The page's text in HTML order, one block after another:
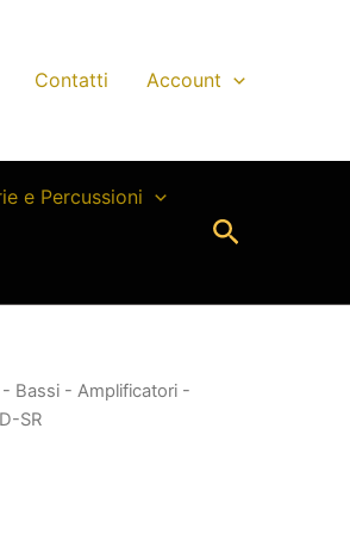
Contatti Account
e Percussioni
Cerca
Bassi - Amplificatori -
SR